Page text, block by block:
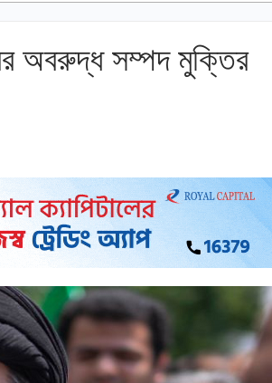
অবরুদ্ধ সম্পদ মুক্তির